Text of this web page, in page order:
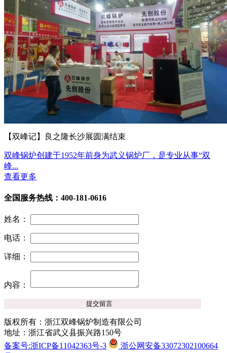
【双峰记】良之隆长沙展圆满结束
双峰锅炉创建于1952年前身为武义锅炉厂，是专业从事“双
峰...
查看更多
全国服务热线：400-181-0616
姓名：
电话：
详细：
内容：
版权所有：浙江双峰锅炉制造有限公司
地址：浙江省武义县振兴路150号
备案号:浙ICP备11042363号-3
浙公网安备33072302100664